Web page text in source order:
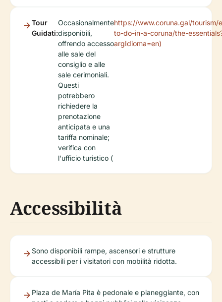
Tour
Guidati:
Occasionalmente
disponibili,
offrendo accesso
alle sale del
consiglio e alle
sale cerimoniali.
Questi
potrebbero
richiedere la
prenotazione
anticipata e una
tariffa nominale;
verifica con
l'ufficio turistico (
https://www.coruna.gal/tourism/
to-do-in-a-coruna/the-
argIdioma=en)
Accessibilità
Sono disponibili rampe, ascensori e strutture
accessibili per i visitatori con mobilità ridotta.
Plaza de María Pita è pedonale e pianeggiante, con